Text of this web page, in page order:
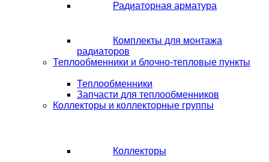
Радиаторная арматура
Комплекты для монтажа
радиаторов
Теплообменники и блочно-тепловые пункты
Теплообменники
Запчасти для теплообменников
Коллекторы и коллекторные группы
Коллекторы